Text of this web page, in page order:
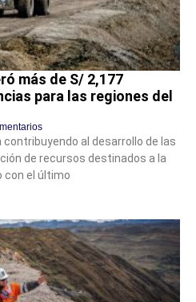
más de S/ 2,177
para las regiones del
al desarrollo de las
de recursos destinados a la
con el último